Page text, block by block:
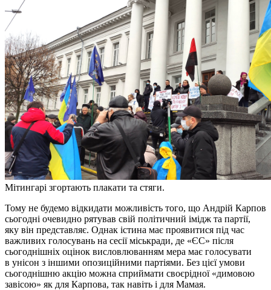
Мітингарі згортають плакати та стяги.
Тому не будемо відкидати можливість того, що Андрій Карпов
сьогодні очевидно рятував свій політичний імідж та партії,
яку він представляє. Однак істина має проявитися під час
важливих голосувань на сесії міськради, де «ЄС» після
сьогоднішніх оцінок висловлюванням мера має голосувати
в унісон з іншими опозиційними партіями. Без цієї умови
сьогоднішню акцію можна сприймати своєрідної «димовою
завісою» як для Карпова, так навіть і для Мамая.